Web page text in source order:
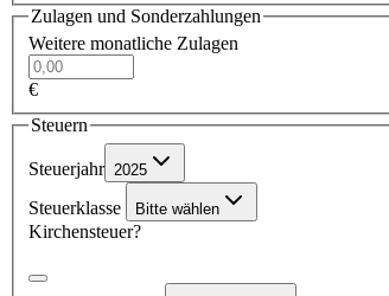
Zulagen und Sonderzahlungen
Weitere monatliche Zulagen
€
Steuern
Steuerjahr 2025
Steuerklasse Bitte wählen
Kirchensteuer?